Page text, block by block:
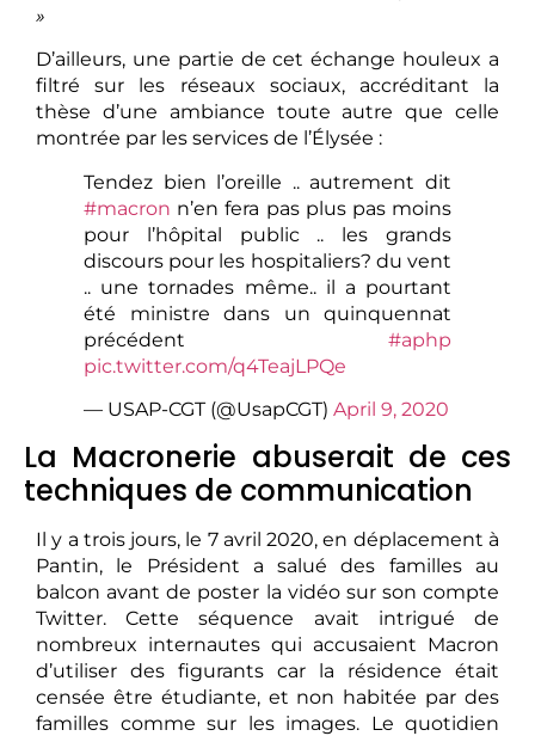
»
D’ailleurs, une partie de cet échange houleux a
filtré sur les réseaux sociaux, accréditant la
thèse d’une ambiance toute autre que celle
montrée par les services de l’Élysée :
Tendez bien l’oreille .. autrement dit
#macron n’en fera pas plus pas moins
pour l’hôpital public .. les grands
discours pour les hospitaliers? du vent
.. une tornades même.. il a pourtant
été ministre dans un quinquennat
précédent #aphp
pic.twitter.com/q4TeajLPQe
— USAP-CGT (@UsapCGT) April 9, 2020
La Macronerie abuserait de ces
techniques de communication
Il y a trois jours, le 7 avril 2020, en déplacement à
Pantin, le Président a salué des familles au
balcon avant de poster la vidéo sur son compte
Twitter. Cette séquence avait intrigué de
nombreux internautes qui accusaient Macron
d’utiliser des figurants car la résidence était
censée être étudiante, et non habitée par des
familles comme sur les images. Le quotidien